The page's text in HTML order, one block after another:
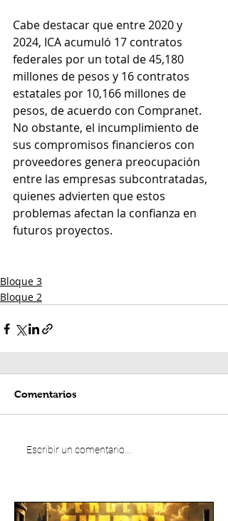
Cabe destacar que entre 2020 y
2024, ICA acumuló 17 contratos
federales por un total de 45,180
millones de pesos y 16 contratos
estatales por 10,166 millones de
pesos, de acuerdo con Compranet.
No obstante, el incumplimiento de
sus compromisos financieros con
proveedores genera preocupación
entre las empresas subcontratadas,
quienes advierten que estos
problemas afectan la confianza en
futuros proyectos.
Bloque 3
Bloque 2
Comentarios
Escribir un comentario...